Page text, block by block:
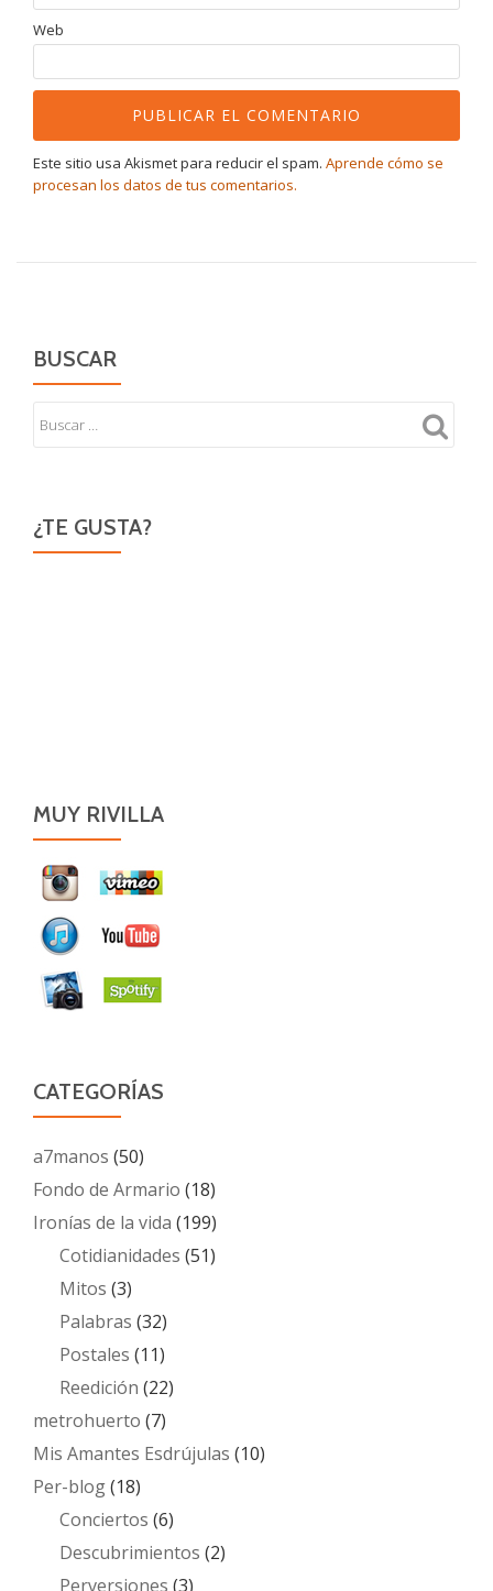
Web
Este sitio usa Akismet para reducir el spam. Aprende cómo se
procesan los datos de tus comentarios.
BUSCAR
¿TE GUSTA?
MUY RIVILLA
CATEGORÍAS
a7manos (50)
Fondo de Armario (18)
Ironías de la vida (199)
Cotidianidades (51)
Mitos (3)
Palabras (32)
Postales (11)
Reedición (22)
metrohuerto (7)
Mis Amantes Esdrújulas (10)
Per-blog(18)
Conciertos (6)
Descubrimientos (2)
Perversiones (3)